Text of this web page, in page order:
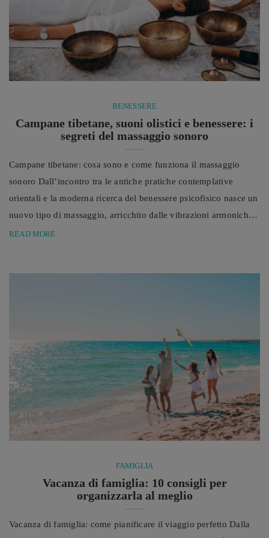
BENESSERE
Campane tibetane, suoni olistici e benessere: i
segreti del massaggio sonoro
Campane tibetane: cosa sono e come funziona il massaggio
sonoro Dall’incontro tra le antiche pratiche contemplative
orientali e la moderna ricerca del benessere psicofisico nasce un
nuovo tipo di massaggio, arricchito dalle vibrazioni armoniche
delle campane tibetane. In un mondo in cui le giornate sono
READ MORE
FAMIGLIA
Vacanza di famiglia: 10 consigli per
organizzarla al meglio
Vacanza di famiglia: come pianificare il viaggio perfetto Dalla